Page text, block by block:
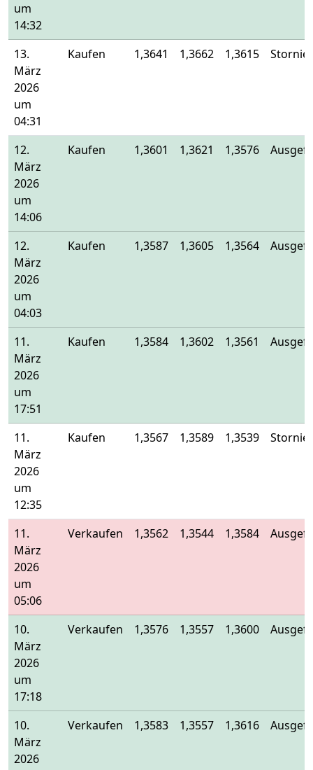
um
14:32
13.
März
2026
um
04:31
Kaufen 1,3641 1,3662 1,3615
12.
März
2026
um
14:06
Kaufen 1,3601 1,3621 1,3576
12.
März
2026
um
04:03
Kaufen 1,3587 1,3605 1,3564
11.
März
2026
um
17:51
Kaufen 1,3584 1,3602 1,3561
11.
März
2026
um
12:35
Kaufen 1,3567 1,3589 1,3539
11.
März
2026
um
05:06
Verkaufen 1,3562 1,3544 1,3584
10.
März
2026
um
17:18
Verkaufen 1,3576 1,3557 1,3600
10.
März
2026
Verkaufen 1,3583 1,3557 1,3616